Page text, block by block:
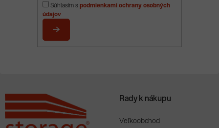
Súhlasím spodmienkami ochrany osobných
údajov
PRIHLÁSIŤ
Rady k nákupu
Veľkoobchod